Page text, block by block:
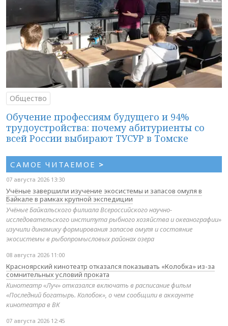
Общество
Обучение профессиям будущего и 94%
трудоустройства: почему абитуриенты со
всей России выбирают ТУСУР в Томске
САМОЕ ЧИТАЕМОЕ >
07 августа 2026 13:30
Учёные завершили изучение экосистемы и запасов омуля в
Байкале в рамках крупной экспедиции
Учёные Байкальского филиала Всероссийского научно-
исследовательского института рыбного хозяйства и океанографии»
изучили динамику формирования запасов омуля и состояние
экосистемы в рыбопромысловых районах озера
08 августа 2026 11:00
Красноярский кинотеатр отказался показывать «Колобка» из-за
сомнительных условий проката
Кинотеатр «Луч» отказался включать в расписание фильм
«Последний богатырь. Колобок», о чем сообщили в аккаунте
кинотеатра в ВК
07 августа 2026 12:45